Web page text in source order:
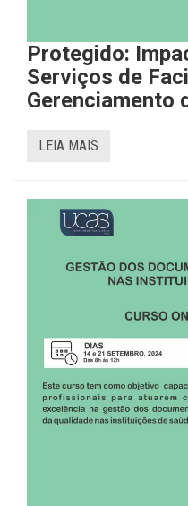
Protegido:
Serviços de
Gerenciamento
LEIA MAIS